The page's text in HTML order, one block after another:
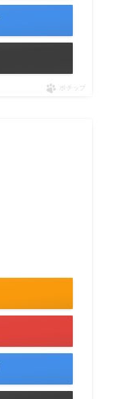
ポチップ